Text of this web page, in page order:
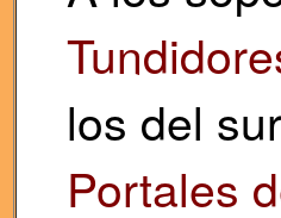
los del sur
Portales